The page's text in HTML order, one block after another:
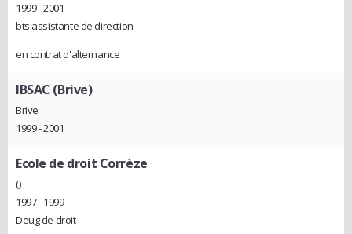
1999 - 2001
bts assistante de direction
en contrat d'alternance
IBSAC (Brive)
Brive
1999 - 2001
Ecole de droit Corrèze
()
1997 - 1999
Deug de droit